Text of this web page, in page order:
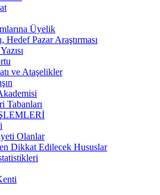
Üyelik
Hedef Pazar Araştırması
ve Ataşelikler
Tabanları
Olanlar
Dikkat Edilecek Hususlar